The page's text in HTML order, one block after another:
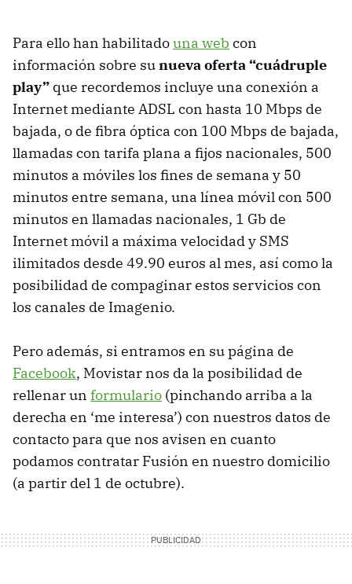
Para ello han habilitadouna web con
información sobre sunueva oferta “cuádruple
play” que recordemos incluye una conexión a
Internet mediante ADSL con hasta 10 Mbps de
bajada, o de fibra óptica con 100 Mbps de bajada,
llamadas con tarifa plana a fijos nacionales, 500
minutos a móviles los fines de semana y 50
minutos entre semana, una línea móvil con 500
minutos en llamadas nacionales, 1 Gb de
Internet móvil a máxima velocidad y SMS
ilimitados desde 49.90 euros al mes, así como la
posibilidad de compaginar estos servicios con
los canales de Imagenio.
Pero además, si entramos en su página de
Facebook, Movistar nos da la posibilidad de
rellenar un formulario (pinchando arriba a la
derecha en ‘me interesa’) con nuestros datos de
contacto para que nos avisen en cuanto
podamos contratar Fusión en nuestro domicilio
(a partir del 1 de octubre).